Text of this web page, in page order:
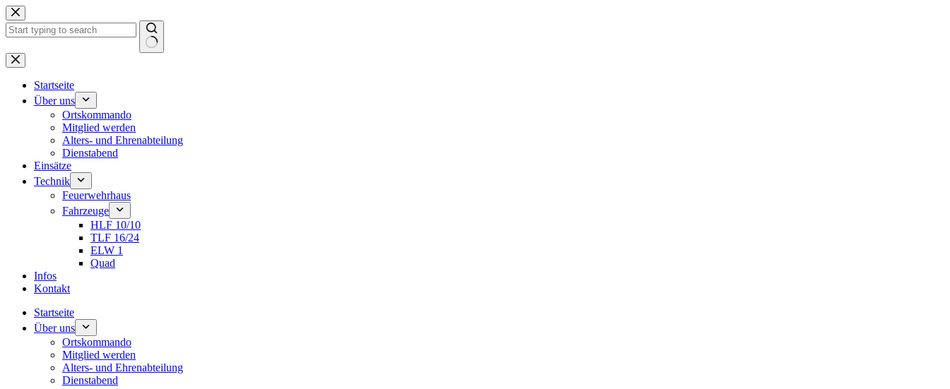
Zum
Inhalt
springen
Keine
Ergebnisse
Startseite
Über uns
Ortskommando
Mitglied werden
Alters- und Ehrenabteilung
Dienstabend
Einsätze
Technik
Feuerwehrhaus
Fahrzeuge
HLF 10/10
TLF 16/24
ELW 1
Quad
Infos
Kontakt
Startseite
Über uns
Ortskommando
Mitglied werden
Alters- und Ehrenabteilung
Dienstabend